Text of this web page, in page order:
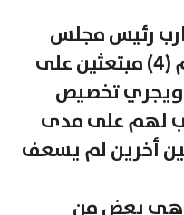
رئيس مجلس
القيادة الرئاسي وعددهم (4) مبتعثين على
ويجري تخصيص
لهم على مدى
أخرين لم يسعف